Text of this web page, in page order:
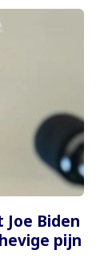
Biden
pijn